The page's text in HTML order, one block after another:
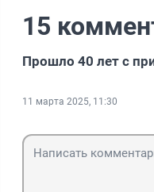
15
Прошло 40 лет с
11 марта 2025, 11:30